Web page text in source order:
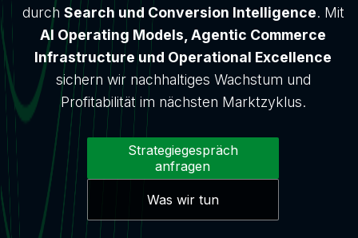
durch Search und Conversion Intelligence. Mit
AI Operating Models, Agentic Commerce
Infrastructure und Operational Excellence
sichern wir nachhaltiges Wachstum und
Profitabilität im nächsten Marktzyklus.
Strategiegespräch
anfragen
Was wir tun